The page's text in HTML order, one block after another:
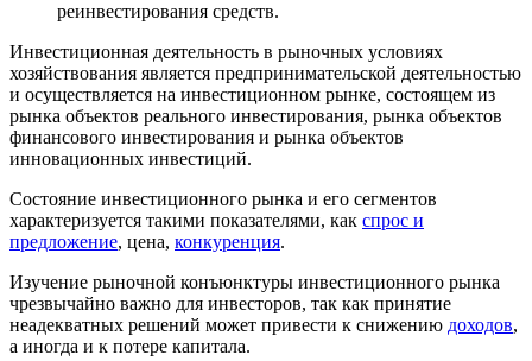
реинвестирования средств.
Инвестиционная деятельность в рыночных условиях
хозяйствования является предпринимательской деятельностью
и осуществляется на инвестиционном рынке, состоящем из
рынка объектов реального инвестирования, рынка объектов
финансового инвестирования и рынка объектов
инновационных инвестиций.
Состояние инвестиционного рынка и его сегментов
характеризуется такими показателями, как спрос и
предложение, цена, конкуренция.
Изучение рыночной конъюнктуры инвестиционного рынка
чрезвычайно важно для инвесторов, так как принятие
неадекватных решений может привести к снижению доходов,
а иногда и к потере капитала.